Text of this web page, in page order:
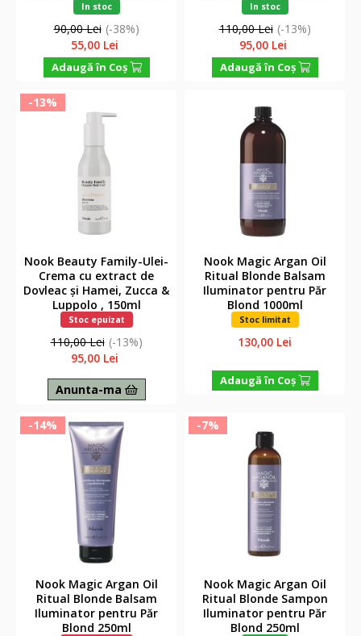
In stoc
90,00 Lei (-38%)
55,00 Lei
Adaugă în Coş
In stoc
110,00 Lei (-13%)
95,00 Lei
Adaugă în Coş
-13%
Nook Beauty Family-Ulei-
Crema cu extract de
Dovleac și Hamei, Zucca &
Luppolo , 150ml
Stoc epuizat
110,00 Lei (-13%)
95,00 Lei
Anunta-ma
Nook Magic Argan Oil
Ritual Blonde Balsam
Iluminator pentru Păr
Blond 1000ml
Stoc limitat
130,00 Lei
Adaugă în Coş
-14%
Nook Magic Argan Oil
Ritual Blonde Balsam
Iluminator pentru Păr
Blond 250ml
-7%
Nook Magic Argan Oil
Ritual Blonde Sampon
Iluminator pentru Păr
Blond 250ml